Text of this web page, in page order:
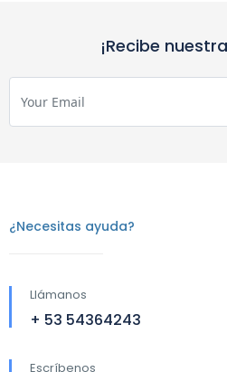
¡Recibe
¿Necesitas ayuda?
Llámanos
+ 53 54364243
Escríbenos